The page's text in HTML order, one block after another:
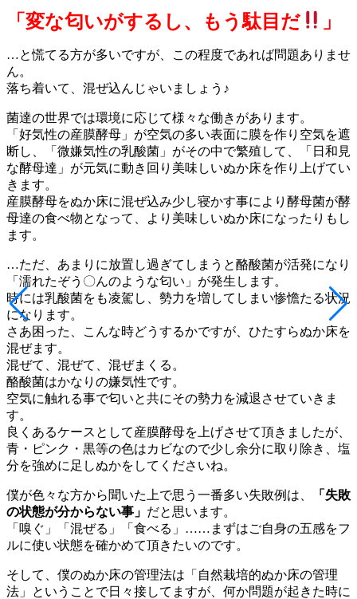
「変な匂いがするし、もう駄目だ 」
…と慌てる方が多いですが、この程度であれば問題ありませ
ん。
落ち着いて、混ぜ込んじゃいましょう♪
菌達の世界では環境に応じて様々な働きがあります。
「好気性の産膜酵母」が空気の多い表面に膜を作り空気を遮
断し、「微嫌気性の乳酸菌」がその中で繁殖して、「日和見
な酵母達」が元気に動き回り美味しいぬか床を作り上げてい
きます。
産膜酵母をぬか床に混ぜ込み少し寝かす事により酵母菌が酵
母達の食べ物となって、より美味しいぬか床になったりもし
ます。
…ただ、あまりに放置し過ぎてしまうと酪酸菌が活発になり
「濡れたぞう〇んのような匂い」が発生します。
時には乳酸菌をも凌駕し、勢力を増してしまい惨憺たる状況
になります。
さあ困った、こんな時どうするかですが、ひたすらぬか床を
混ぜます。
混ぜて、混ぜて、混ぜまくる。
酪酸菌はかなりの嫌気性です。
空気に触れる事で匂いと共にその勢力を減退させていきま
す。
良くあるケースとして産膜酵母を上げさせて頂きましたが、
青・ピンク・黒等の色はカビなので少し余分に取り除き、塩
分を強めに足しぬかをしてくださいね。
僕が色々な方から聞いた上で思う一番多い失敗例は、
「失敗
の状態が分からない事」 だと思います。
「嗅ぐ」「混ぜる」「食べる」……まずはご自身の五感をフ
ルに使い状態を確かめて頂きたいのです。
そして、僕のぬか床の管理法は「自然栽培的ぬか床の管理
法」ということで日々接してますが、何か問題が起きた時に